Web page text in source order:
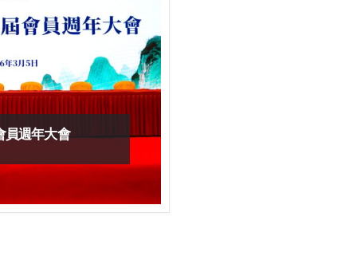
員週年大會